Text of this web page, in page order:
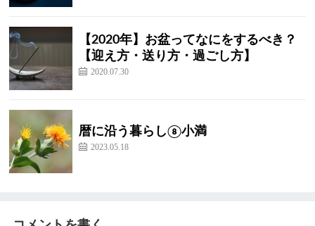
【2020年】お盆ってなにをするべき？
【迎え方・送り方・過ごし方】
2020.07.30
暦に沿う暮らし⑧小満
2023.05.18